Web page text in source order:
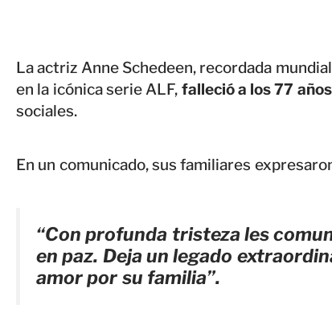
La actriz Anne Schedeen, recordada
en la icónica serie ALF, falleció a los 77 años
sociales.
En un comunicado, sus familiares
“Con profunda tristeza les
en paz. Deja un legado
amor por su familia”.